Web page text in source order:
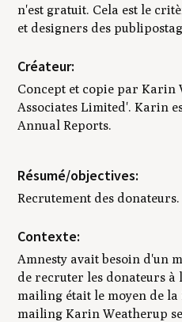
n'est gratuit. Cela est le
et designers des
Créateur:
Concept et copie par Karin
Associates Limited'. Karin
Annual Reports.
Résumé/objectives:
Recrutement des donateurs.
Contexte:
Amnesty avait besoin d'un
de recruter les donateurs à
mailing était le moyen de
mailing Karin Weatherup